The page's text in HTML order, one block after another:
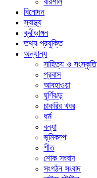
বিনোদন
স্বাস্থ্য
ক্রীড়াঙ্গন
তথ্য প্রযুক্তি
অন্যান্য
সাহিত্য ও সংস্কৃতি
প্রবাস
আবহাওয়া
ঘূর্ণিঝড়
চাকরির খবর
ধর্ম
বন্যা
ভূমিকম্প
শীত
শোক সংবাদ
সংগঠন সংবাদ